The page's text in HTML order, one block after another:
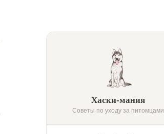
Хаски-мания
Советы по уходу за питомцами